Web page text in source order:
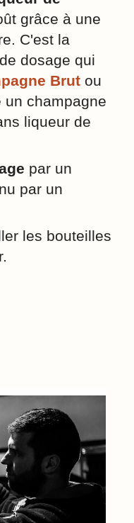
grâce à une
C'est la
dosage qui
Brut ou
un champagne
liqueur de
par un
par un
les bouteilles